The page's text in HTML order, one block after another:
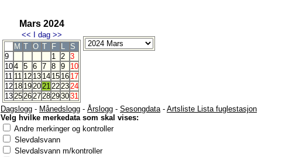
Mars 2024
<< I dag >>
M T O T F L
S
9
1 2 3
104 5 6 7 8 9
10
11 11 12 13 14 15 16 17
12 18 192021222324
1325262728293031
Dagslogg - Månedslogg - Årslogg - Sesongdata- Artsliste Lista fuglestasjon
Velg hvilke merkedata som skal vises:
Andre merkinger og kontroller
Slevdalsvann
Slevdalsvann m/kontroller